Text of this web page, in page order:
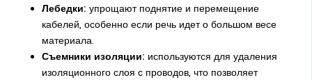
Лебедки: упрощают поднятие и перемещение
кабелей, особенно если речь идет о большом весе
материала.
Съемники изоляции: используются для удаления
изоляционного слоя с проводов, что позволяет